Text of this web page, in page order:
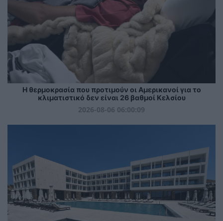
Η θερμοκρασία που προτιμούν οι Αμερικανοί για το
κλιματιστικό δεν είναι 26 βαθμοί Κελσίου
2026-08-06 06:00:09